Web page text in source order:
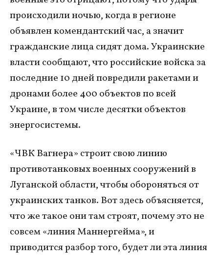
происходили ночью, когда в регионе
объявлен комендантский час, а значит
гражданские лица сидят дома. Украинские
власти сообщают, что российские войска за
последние 10 дней повредили ракетами и
дронами более 400 объектов по всей
Украине, в том числе десятки объектов
энергосистемы.
«ЧВК Вагнера» строит свою линию
противотанковых военных сооружений в
Луганской области, чтобы обороняться от
украинских танков. Вот здесь объясняется,
что же такое они там строят, почему это не
совсем «линия Маннергейма», и
приводится разбор того, будет ли эта линия